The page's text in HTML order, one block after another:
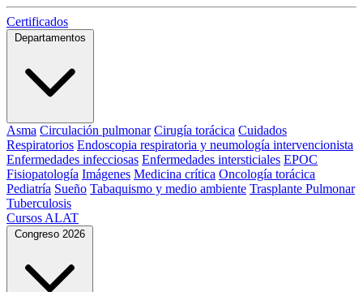
Certificados
Departamentos
Asma Circulación pulmonar Cirugía torácica Cuidados
Respiratorios Endoscopia respiratoria y neumología intervencionista
Enfermedades infecciosas Enfermedades intersticiales EPOC
Fisiopatología Imágenes Medicina crítica Oncología torácica
Pediatría Sueño Tabaquismo y medio ambiente Trasplante Pulmonar
Tuberculosis
Cursos ALAT
Congreso 2026